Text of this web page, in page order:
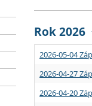
Strategie
Podpora
Učitelské
Rigorózní
Granty a
Rok 2026
2026-05-04
2026-04-27
2026-04-20